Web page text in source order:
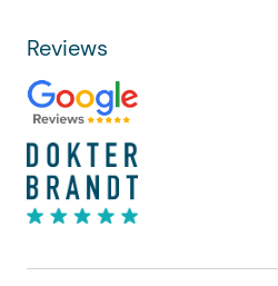
Reviews